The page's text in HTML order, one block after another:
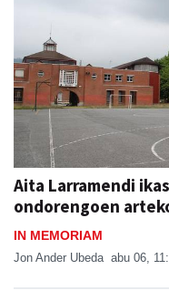
Aita Larramendi
ondorengoen
IN MEMORIAM
Jon Ander Ubeda